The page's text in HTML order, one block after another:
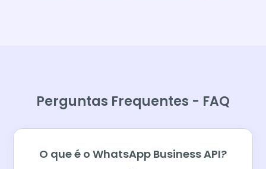
Perguntas Frequentes - FAQ
O que é o WhatsApp Business API?